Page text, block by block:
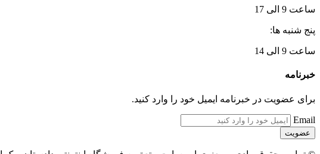
ساعت 9 الی 17
پنج شنبه ها:
ساعت 9 الی 14
خبرنامه
برای عضویت در خبرنامه ایمیل خود را وارد کنید.
Email